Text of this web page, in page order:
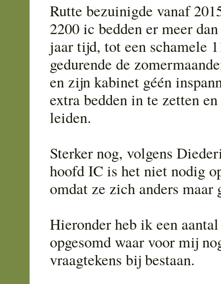
Rutte bezuinigde vanaf
2200 ic bedden er meer
jaar tijd, tot een schamele
gedurende de
en zijn kabinet géén
extra bedden in te zetten
leiden.
Sterker nog, volgens
hoofd IC is het niet nodig
omdat ze zich anders maar
Hieronder heb ik een
opgesomd waar voor mij
vraagtekens bij bestaan.